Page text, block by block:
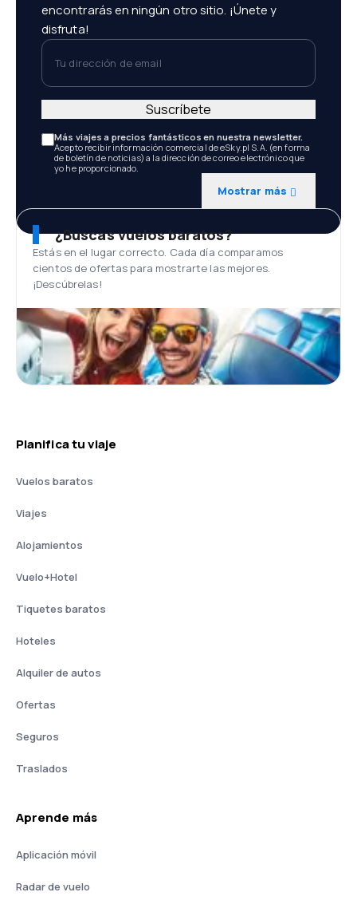
encontrarás en ningún otro sitio. ¡Únete y
disfruta!
Tu dirección de email
Más viajes a precios fantásticos en nuestra newsletter.
Acepto recibir información comercial de eSky.pl S.A. (en forma
de boletín de noticias) a la dirección de correo electrónico que
yo he proporcionado.
Mostrar más
Suscríbete
¿Buscas vuelos baratos?
Estás en el lugar correcto. Cada día comparamos
cientos de ofertas para mostrarte las mejores.
¡Descúbrelas!
Planifica tu viaje
Vuelos baratos
Viajes
Alojamientos
Vuelo+Hotel
Tiquetes baratos
Hoteles
Alquiler de autos
Ofertas
Seguros
Traslados
Aprende más
Aplicación móvil
Radar de vuelo